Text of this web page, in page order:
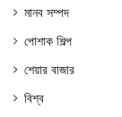
মানব সম্পদ
পোশাক শিল্প
শেয়ার বাজার
বিশ্ব